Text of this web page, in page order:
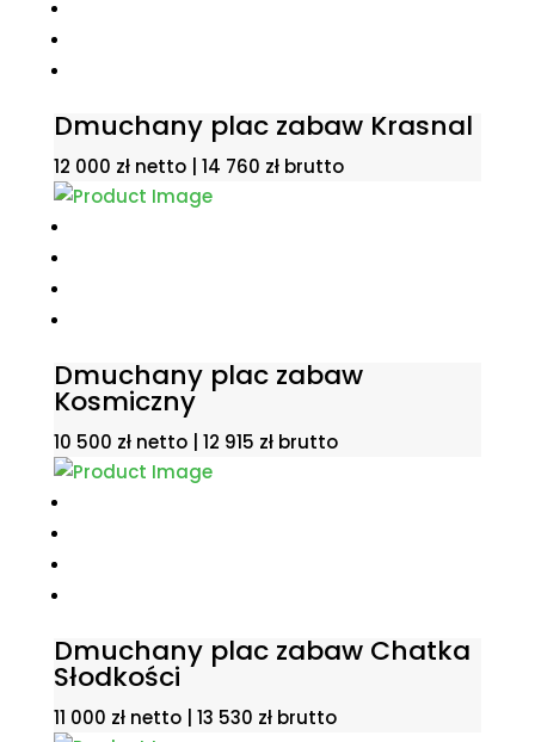
Dmuchany plac zabaw Krasnal
12 000 zł netto | 14 760 złbrutto
Dmuchany plac zabaw
Kosmiczny
10 500 zł netto | 12 915 złbrutto
Dmuchany plac zabaw Chatka
Słodkości
11 000 zł netto | 13 530 złbrutto